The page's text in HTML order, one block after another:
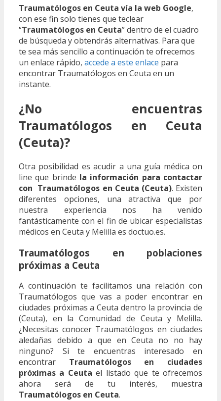
Traumatólogos en Ceuta vía la web Google,
con ese fin solo tienes que teclear
“Traumatólogos en Ceuta” dentro de el cuadro
de búsqueda y obtendrás alternativas. Para que
te sea más sencillo a continuación te ofrecemos
un enlace rápido, accede a este enlace para
encontrar Traumatólogos en Ceuta en un
instante.
¿No encuentras
Traumatólogos en Ceuta
(Ceuta)?
Otra posibilidad es acudir a una guía médica on
line que brinde la información para contactar
con Traumatólogos en Ceuta (Ceuta). Existen
diferentes opciones, una atractiva que por
nuestra experiencia nos ha venido
fantásticamente con el fin de ubicar especialistas
médicos en Ceuta y Melilla es doctuo.es.
Traumatólogos en poblaciones
próximas a Ceuta
A continuación te facilitamos una relación con
Traumatólogos que vas a poder encontrar en
ciudades próximas a Ceuta dentro la provincia de
(Ceuta), en la Comunidad de Ceuta y Melilla.
¿Necesitas conocer Traumatólogos en ciudades
aledañas debido a que en Ceuta no no hay
ninguno? Si te encuentras interesado en
encontrar Traumatólogos en ciudades
próximas a Ceuta el listado que te ofrecemos
ahora será de tu interés, muestra
Traumatólogos en Ceuta.